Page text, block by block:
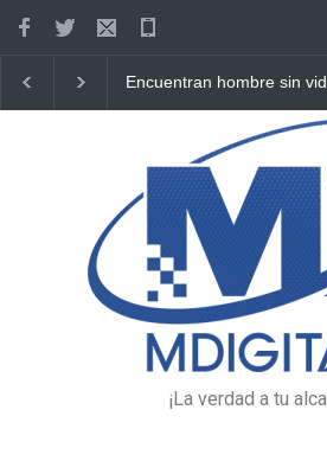
Encuentran hombre sin vida
Higüey
¡La verdad a tu